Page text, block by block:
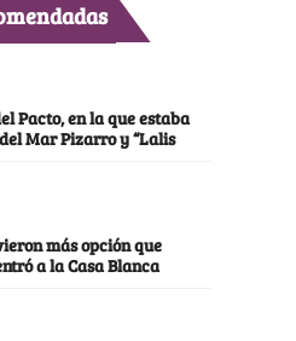
Pacto, en la que estaba
Mar Pizarro y “Lalis
más opción que
a la Casa Blanca